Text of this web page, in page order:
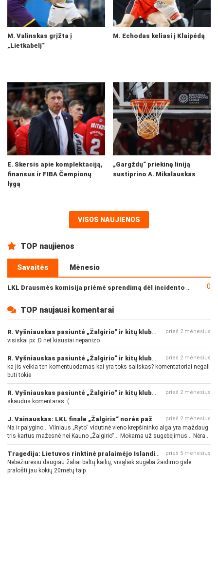
M. Valinskas grįžta į
„Lietkabelį“
M. Echodas keliasi į Klaipėdą
E. Skersis apie komplektaciją,
finansus ir FIBA Čempionų
lygą
„Gargždų“ priekinę liniją
sustiprino A. Mikalauskas
VISOS NAUJIENOS
TOP naujienos
Savaitės Mėnesio
0
TOP naujausi komentarai
prieš 2 mėnesius
visiskai px :D net kiausiai nepanizo
prieš 2 mėnesius
ka jis veikia ten komentuodamas kai yra toks saliskas? komentatoriai negali
buti tokie
prieš 2 mėnesius
skaudus komentaras :(
prieš 2 mėnesius
Na ir palygino... Vilniaus „Ryto“ vidutinė vieno krepšininko alga yra maždaug
tris kartus mažesnė nei Kauno „Žalgirio“... Mokama už sugebėjimus... Nėra
pinigų - nėra gerų žaidėjų...
prieš 5 mėnesius
Nebežiūrėsiu daugiau žaliai baltų kailių, visąlaik sugeba žaidimo gale
pralošti jau kokių 20metų taip